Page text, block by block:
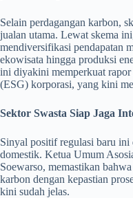
Selain perdagangan karbon,
jualan utama. Lewat skema
mendiversifikasi pendapatan
ekowisata hingga produksi
ini diyakini memperkuat rapor
(ESG) korporasi, yang kini
Sektor Swasta Siap Jaga
Sinyal positif regulasi baru ini
domestik. Ketua Umum
Soewarso, memastikan
karbon dengan kepastian
kini sudah jelas.